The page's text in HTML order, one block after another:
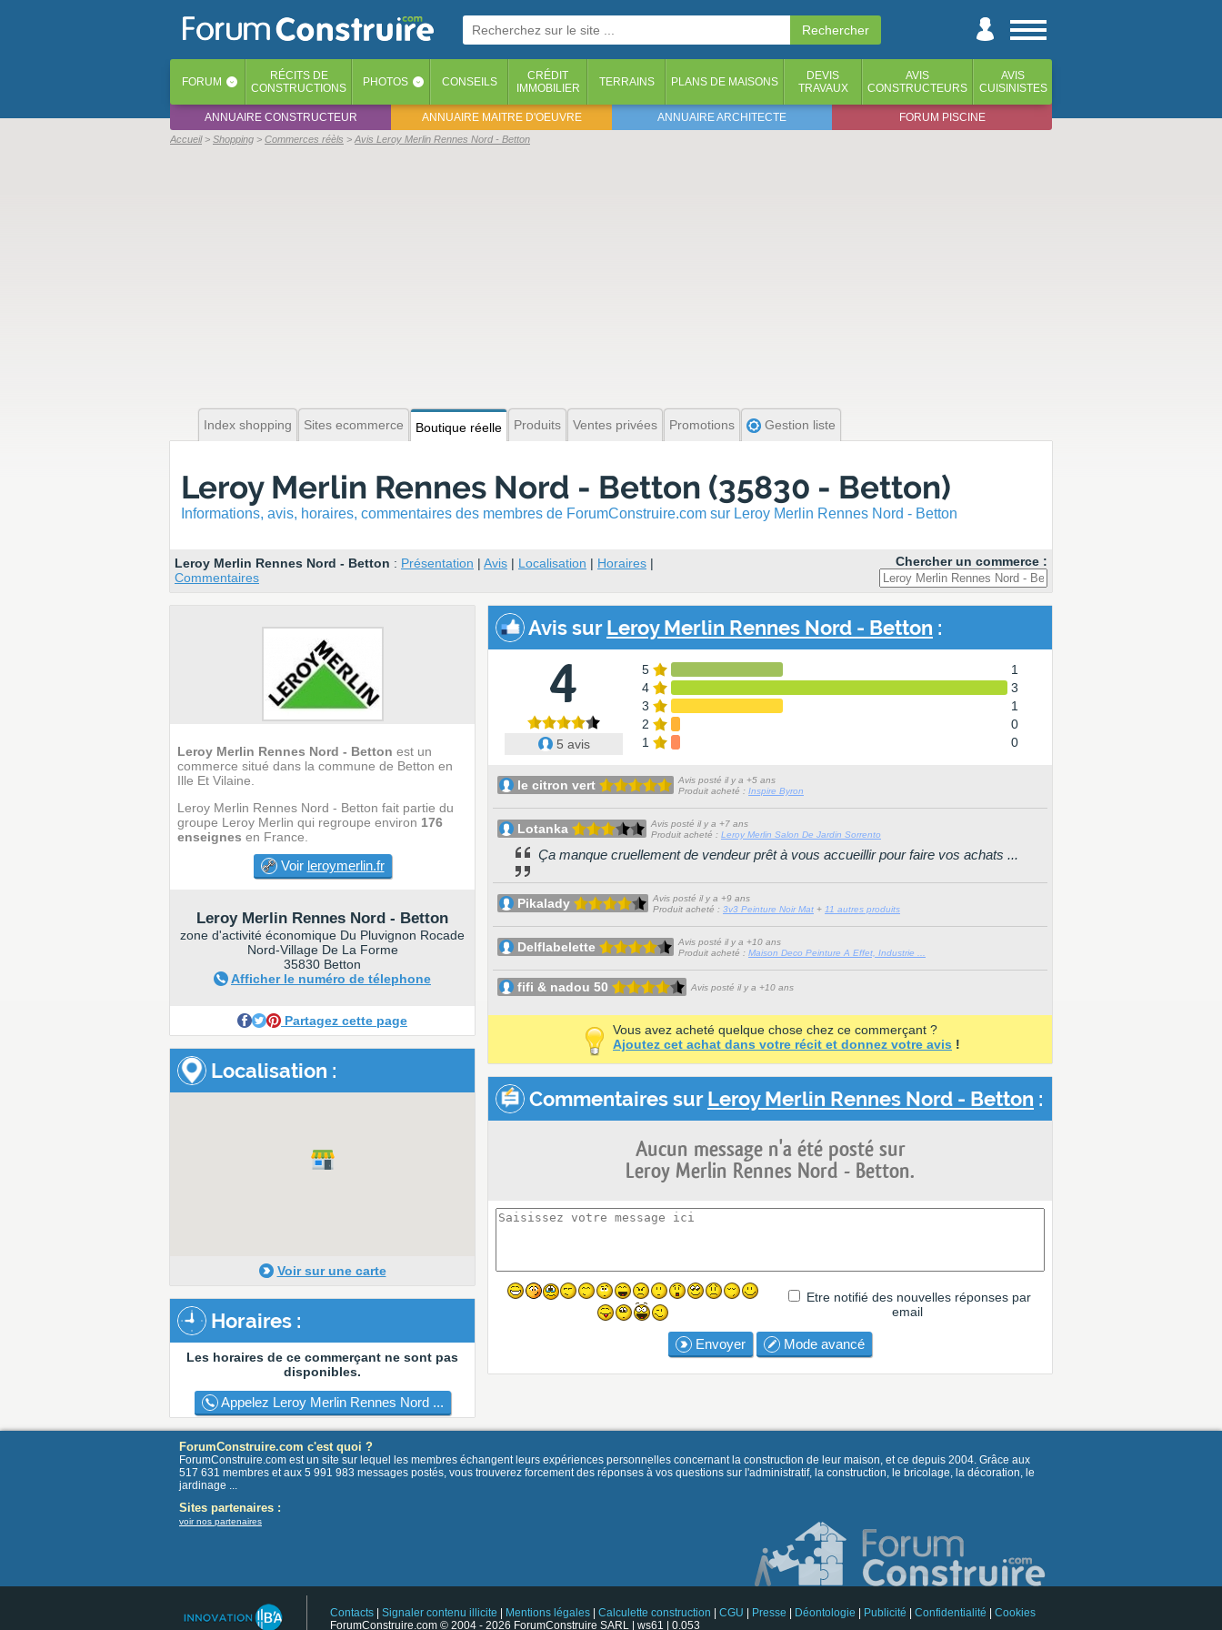
FORUM ‹ RÉCITS DE
CONSTRUCTIONS
PHOTOS ‹ CONSEILS
CRÉDIT
IMMOBILIER
TERRAINS PLANS DE MAISONS
DEVIS
TRAVAUX
AVIS
CONSTRUCTEURS
AVIS
CUISINISTES
ANNUAIRE CONSTRUCTEUR ANNUAIRE MAITRE D'OEUVRE ANNUAIRE ARCHITECTE FORUM PISCINE
Accueil Shopping Commerces réèls Avis Leroy Merlin Rennes Nord - Betton
Index shopping Sites ecommerce Boutique réelle Produits Ventes privées Promotions Gestion liste
Leroy Merlin Rennes Nord - Betton (35830 - Betton)
Informations, avis, horaires, commentaires des membres de ForumConstruire.com sur Leroy Merlin Rennes Nord - Betton
Leroy Merlin Rennes Nord - Betton : Présentation | Avis | Localisation | Horaires |
Commentaires
Chercher un commerce :
Leroy Merlin Rennes Nord - Betton est un
commerce situé dans la commune de Betton en
Ille Et Vilaine.
Leroy Merlin Rennes Nord - Betton fait partie du
groupe Leroy Merlin qui regroupe environ 176
enseignes en France.
Voir leroymerlin.fr
Leroy Merlin Rennes Nord - Betton
zone d'activité économique Du Pluvignon Rocade
Nord-Village De La Forme
35830 Betton
Afficher le numéro de télephone
Partagez cette page
Localisation :
Voir sur une carte
Horaires :
Les horaires de ce commerçant ne sont pas
disponibles.
Appelez Leroy Merlin Rennes Nord ...
Avis surLeroy Merlin Rennes Nord - Betton :
4
5 avis
5
1
4
3
3
1
2
0
1
0
le citron vert
Avis posté il y a +5 ans
Produit acheté : Inspire Byron
Lotanka
Avis posté il y a +7 ans
Produit acheté : Leroy Merlin Salon De Jardin Sorrento
Ça manque cruellement de vendeur prêt à vous accueillir pour faire vos achats ...
Pikalady
Avis posté il y a +9 ans
Produit acheté : 3v3 Peinture Noir Mat + 11 autres produits
Delflabelette
Avis posté il y a +10 ans
Produit acheté : Maison Deco Peinture A Effet, Industrie ...
fifi & nadou 50 Avis posté il y a +10 ans
Vous avez acheté quelque chose chez ce commerçant ?
Ajoutez cet achat dans votre récit et donnez votre avis !
Commentaires surLeroy Merlin Rennes Nord - Betton :
Aucun message n'a été posté sur
Leroy Merlin Rennes Nord - Betton.
Etre notifié des nouvelles réponses par
email
Envoyer Mode avancé
ForumConstruire.com c'est quoi ?
ForumConstruire.com est un site sur lequel les membres échangent leurs expériences personnelles concernant la construction de leur maison, et ce depuis 2004. Grâce aux
517 631 membres et aux 5 991 983 messages postés, vous trouverez forcement des réponses à vos questions sur l'administratif, la construction, le bricolage, la décoration, le
jardinage ...
Sites partenaires :
voir nos partenaires
Contacts Signaler contenu illicite Mentions légales Calculette construction CGU Presse Déontologie Publicité Confidentialité
Cookies
ForumConstruire.com © 2004 - 2026 ForumConstruire SARL | ws61 | 0.053